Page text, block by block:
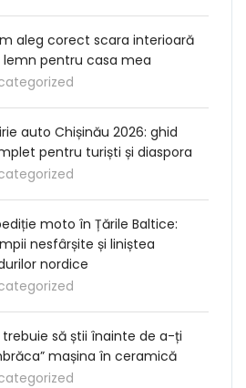
aleg corect scara interioară
lemn pentru casa mea
auto Chișinău 2026: ghid
pentru turiști și diaspora
moto în Țările Baltice:
nesfârșite și liniștea
nordice
trebuie să știi înainte de a-ți
mașina în ceramică